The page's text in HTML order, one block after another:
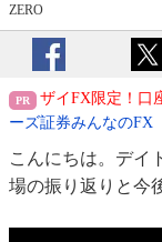
ZERO
ザイFX限定！口
ーズ証券みんなのFX
こんにちは。デイ
場の振り返りと今